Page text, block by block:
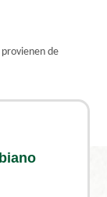
provienen de